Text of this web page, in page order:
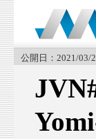
公開日：2021/